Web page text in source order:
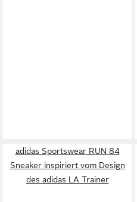
adidas Sportswear RUN 84
Sneaker inspiriert vom Design
des adidas LA Trainer